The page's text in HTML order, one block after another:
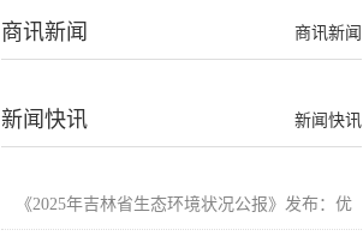
商讯新闻
商讯新闻
新闻快讯
新闻快讯
《2025年吉林省生态环境状况公报》发布：优